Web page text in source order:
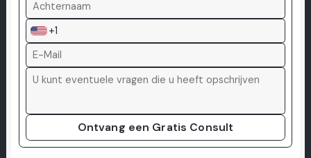
+1
Ontvang een Gratis Consult